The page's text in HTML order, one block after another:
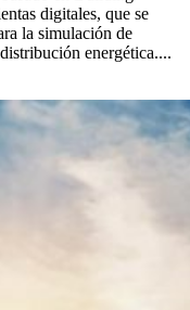
digitales, que se
la simulación de
energética....